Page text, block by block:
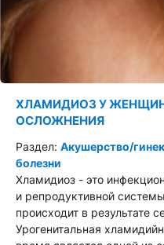
ХЛАМИДИОЗ У
ОСЛОЖНЕНИЯ
Раздел: Акушерство/
болезни
Хламидиоз - это
и репродуктивной
происходит в результате
Урогенитальная